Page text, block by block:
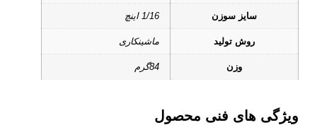
سایز سوزن 1/16 اینچ
روش تولید ماشینکاری
وزن 84گرم
ویژگی های فنی محصول